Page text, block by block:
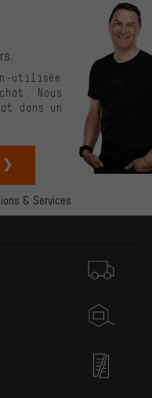
& Services
utilisée
Nous
dans un